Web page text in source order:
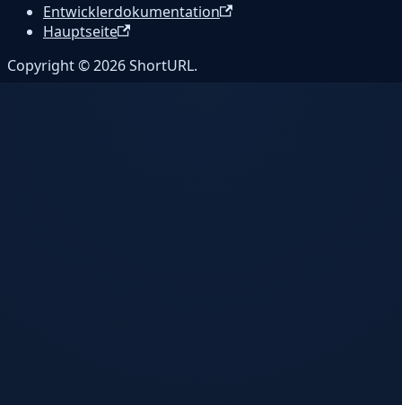
Entwicklerdokumentation
Hauptseite
Copyright © 2026 ShortURL.